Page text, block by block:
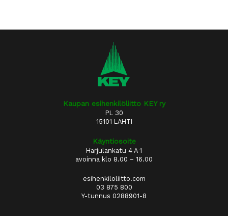
Kaupan esihenkilöliitto KEY ry
PL 30
15101 LAHTI
Käyntiosoite
Harjulankatu 4 A 1
avoinna klo 8.00 – 16.00
esihenkiloliitto.com
03 875 800
Y-tunnus 0288901-8